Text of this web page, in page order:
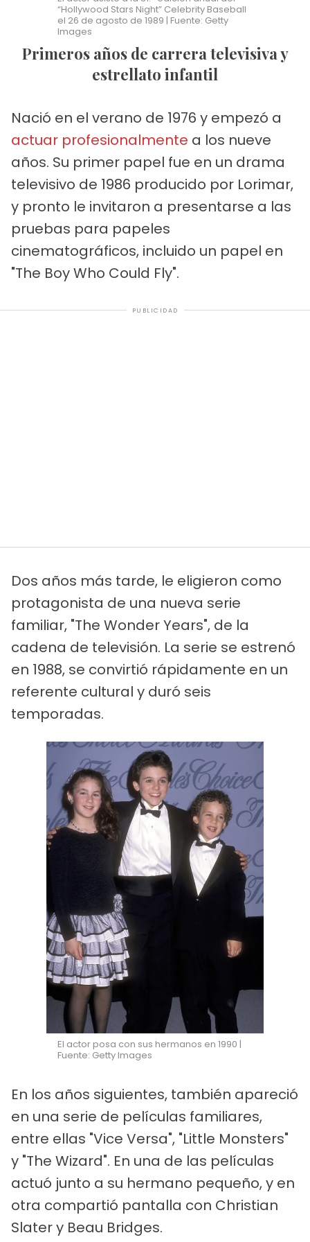
“Hollywood Stars Night” Celebrity Baseball
el 26 de agosto de 1989 | Fuente: Getty
Images
Primeros años de carrera televisiva y
estrellato infantil
Nació en el verano de 1976 y empezó a
actuar profesionalmente a los nueve
años. Su primer papel fue en un drama
televisivo de 1986 producido por Lorimar,
y pronto le invitaron a presentarse a las
pruebas para papeles
cinematográficos, incluido un papel en
"The Boy Who Could Fly".
PUBLICIDAD
Dos años más tarde, le eligieron como
protagonista de una nueva serie
familiar, "The Wonder Years", de la
cadena de televisión. La serie se estrenó
en 1988, se convirtió rápidamente en un
referente cultural y duró seis
temporadas.
El actor posa con sus hermanos en 1990 |
Fuente: Getty Images
En los años siguientes, también apareció
en una serie de películas familiares,
entre ellas "Vice Versa", "Little Monsters"
y "The Wizard". En una de las películas
actuó junto a su hermano pequeño, y en
otra compartió pantalla con Christian
Slater y Beau Bridges.